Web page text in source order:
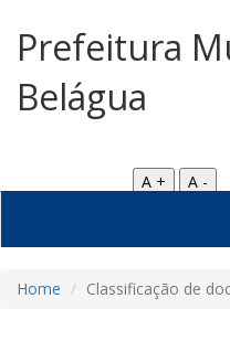
Prefeitura
Belágua
A +
A -
Home Classificação de